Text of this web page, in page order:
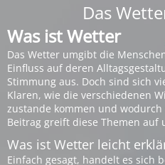
Das
Was ist Wetter
Das Wetter umgibt die
Einfluss auf deren
Stimmung aus. Doch sind sich
Klaren, wie die verschiedenen
zustande kommen und
Beitrag greift diese Themen
Was ist Wetter leicht
Einfach gesagt, handelt es sich